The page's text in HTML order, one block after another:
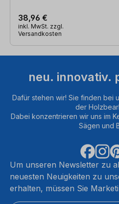
38,96 €
inkl. MwSt. zzgl.
Versandkosten
neu. innovativ.
Dafür stehen wir! Sie finden bei
der
Dabei konzentrieren wir uns im
Sägen und
Um unseren Newsletter zu
neuesten Neuigkeiten zu
erhalten, müssen Sie